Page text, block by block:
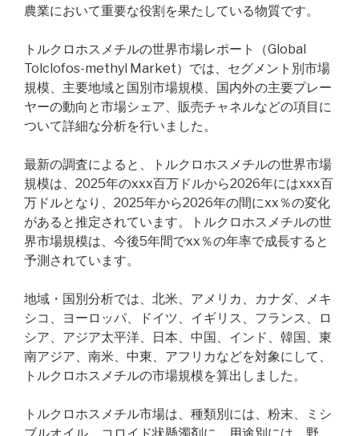
農業において重要な役割を果たしている物質です。
トルクロホスメチルの世界市場レポート（Global
Tolclofos-methyl Market）では、セグメント別市場
規模、主要地域と国別市場規模、国内外の主要プレー
ヤーの動向と市場シェア、販売チャネルなどの項目に
ついて詳細な分析を行いました。
最新の調査によると、トルクロホスメチルの世界市場
規模は、2025年のxxx百万ドルから2026年にはxxx百
万ドルとなり、2025年から2026年の間にxx％の変化
があると推定されています。トルクロホスメチルの世
界市場規模は、今後5年間でxx％の年率で成長すると
予測されています。
地域・国別分析では、北米、アメリカ、カナダ、メキ
シコ、ヨーロッパ、ドイツ、イギリス、フランス、ロ
シア、アジア太平洋、日本、中国、インド、韓国、東
南アジア、南米、中東、アフリカなどを対象にして、
トルクロホスメチルの市場規模を算出しました。
トルクロホスメチル市場は、種類別には、粉末、ミシ